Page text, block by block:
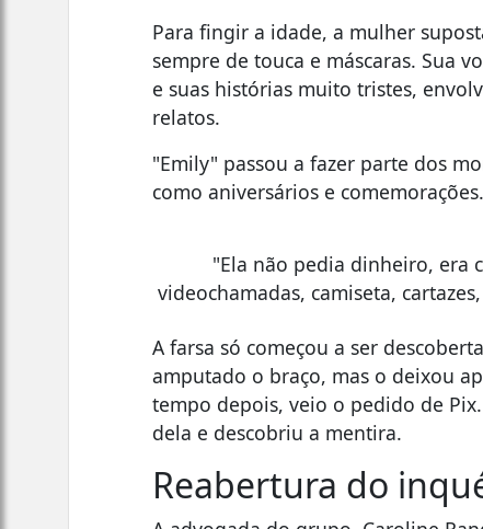
Para fingir a idade, a mulher
sempre de touca e máscaras. Sua
e suas histórias muito tristes,
relatos.
"Emily" passou a fazer parte dos
como aniversários e comemorações.
"Ela não pedia dinheiro, era
videochamadas, camiseta,
A farsa só começou a ser
amputado o braço, mas o deixou
tempo depois, veio o pedido de
dela e descobriu a mentira.
Reabertura do